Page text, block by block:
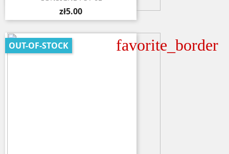
zł5.00
favorite_border
OUT-OF-STOCK